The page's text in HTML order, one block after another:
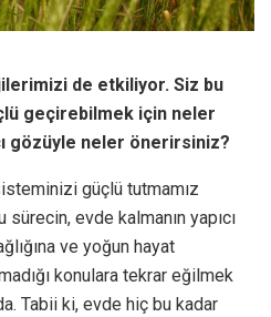
de etkiliyor. Siz bu
geçirebilmek için neler
gözüyle neler önerirsiniz?
güçlü tutmamız
evde kalmanın yapıcı
ve yoğun hayat
konulara tekrar eğilmek
Tabii ki, evde hiç bu kadar